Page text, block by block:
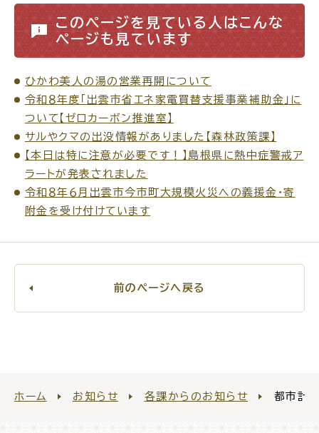
高齢者・介護 病気・ケガ
おくやみ
目的から探す
このページを見ている人はこんな
ページも見ています
ひかわ美人の湯の営業再開について
令和８年度「出雲市省エネ家電買替支援事業補助金」に
ついて【ゼロカーボン推進室】
サルやクマの出没情報がありました【森林政策課】
【本日は特に注意が必要です！】島根県に熱中症警戒ア
ラートが発表されました
令和８年６月出雲市今市町大規模火災への義援金・寄
附金を受け付けています
前のページへ戻る
ホーム お知らせ 各課からのお知らせ 都市計